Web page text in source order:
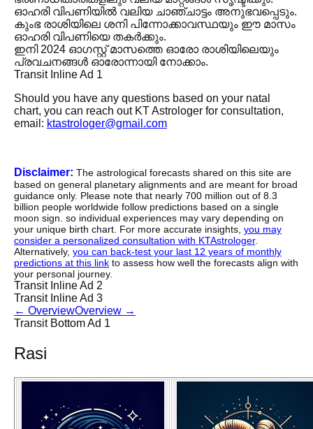
ഓഹരി വിപണിയിൽ വലിയ ചാഞ്ചാട്ടം അനുഭവപ്പെടും.
കുംഭ രാശിയിലെ ശനി പിന്നോക്കാവസ്ഥയും ഈ മാസം
ഓഹരി വിപണിയെ തകർക്കും.
ഇനി 2024 ഓഗസ്റ്റ് മാസത്തെ ഓരോ രാശിയിലെയും
പ്രവചനങ്ങൾ ഓരോന്നായി നോക്കാം.
Transit Inline Ad 1
Should you have any questions based on your natal
chart, you can reach out KT Astrologer for consultation,
email: ktastrologer@gmail.com
Disclaimer: The astrological forecasts shared on this site are
based on general planetary alignments and are meant for broad
guidance only. Please note that nearly 700 million out of 8.3
billion people worldwide follow predictions based on a single
moon sign. so individual experiences may vary depending on
your unique birth chart. For more accurate insights, you may
consider a personalized consultation with KTAstrologer.
Alternatively, you can back-test your last 12 years of monthly
predictions at this link to assess how well the forecasts align with
your personal journey.
Transit Inline Ad 2
Transit Inline Ad 3
← OverviewOverview →
Transit Bottom Ad 1
Rasi